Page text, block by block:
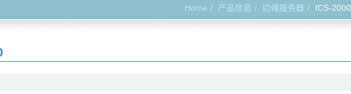
Home 产品信息 边缘服务器 ICS-2000